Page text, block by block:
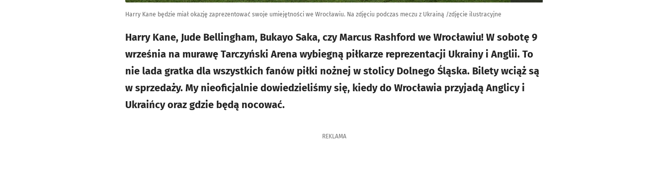
Harry Kane będzie miał okazję zaprezentować swoje umiejętności we Wrocławiu. Na zdjęciu podczas meczu z Ukrainą /zdjęcie ilustracyjne
Harry Kane, Jude Bellingham, Bukayo Saka, czy Marcus Rashford we Wrocławiu! W sobotę 9
września na murawę Tarczyński Arena wybiegną piłkarze reprezentacji Ukrainy i Anglii. To
nie lada gratka dla wszystkich fanów piłki nożnej w stolicy Dolnego Śląska. Bilety wciąż są
w sprzedaży. My nieoficjalnie dowiedzieliśmy się, kiedy do Wrocławia przyjadą Anglicy i
Ukraińcy oraz gdzie będą nocować.
REKLAMA